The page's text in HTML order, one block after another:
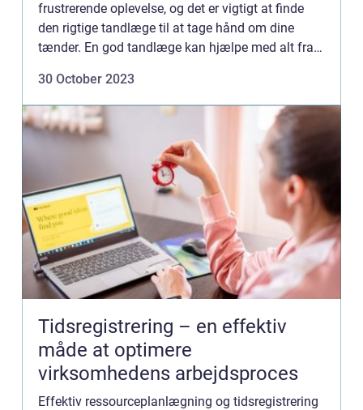
frustrerende oplevelse, og det er vigtigt at finde
den rigtige tandlæge til at tage hånd om dine
tænder. En god tandlæge kan hjælpe med alt fra
30 October 2023
Tidsregistrering – en effektiv
måde at optimere
virksomhedens arbejdsproces
Effektiv ressourceplanlægning og tidsregistrering